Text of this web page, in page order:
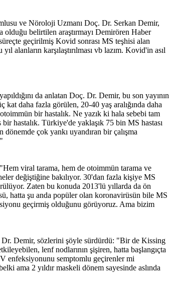
ve Nöroloji Uzmanı Doç. Dr. Serkan Demir,
olduğu belirtilen araştırmayı Demirören Haber
geçirilmiş Kovid sonrası MS teşhisi alan
alanların karşılaştırılması vb lazım. Kovid'in asıl
da anlatan Doç. Dr. Demir, bu son yayının
daha fazla görülen, 20-40 yaş aralığında daha
bir hastalık. Ne yazık ki hala sebebi tam
hastalık. Türkiye'de yaklaşık 75 bin MS hastası
çok yankı uyandıran bir çalışma
viral tarama, hem de otoimmün tarama ve
değiştiğine bakılıyor. 30'dan fazla kişiye MS
Zaten bu konuda 2013'lü yıllarda da ön
hatta şu anda popüler olan koronavirüsün bile MS
geçirmiş olduğunu görüyoruz. Ama bizim
Dr. Demir, sözlerini şöyle sürdürdü: "Bir de Kissing
lenf nodlarının şişiren, hatta başlangıçta
enfeksiyonunu semptomlu geçirenler mi
ama 2 yıldır maskeli dönem sayesinde aslında